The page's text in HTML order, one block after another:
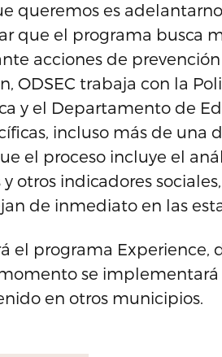
queremos es
que el programa busca
acciones de
ODSEC trabaja con la
y el Departamento de
incluso más de una
el proceso incluye el
otros indicadores
de inmediato en las
el programa
se
en otros municipios.